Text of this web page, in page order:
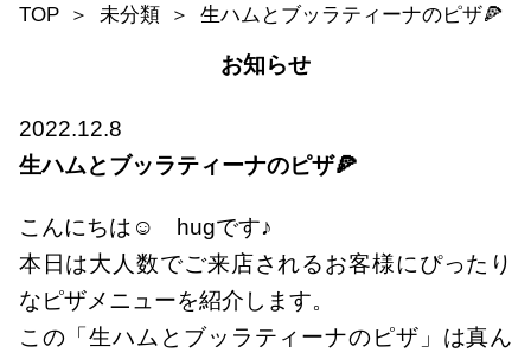
TOP 未分類 生ハムとブッラティーナのピザ🍕
お知らせ
2022.12.8
生ハムとブッラティーナのピザ🍕
こんにちは☺ hugです♪
本日は大人数でご来店されるお客様にぴったり
なピザメニューを紹介します。
この「生ハムとブッラティーナのピザ」は真ん